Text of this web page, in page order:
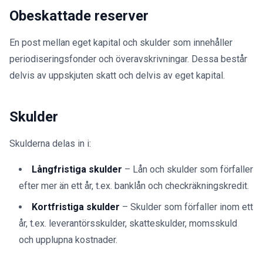
Obeskattade reserver
En post mellan eget kapital och skulder som innehåller
periodiseringsfonder och överavskrivningar. Dessa består
delvis av uppskjuten skatt och delvis av eget kapital.
Skulder
Skulderna delas in i:
Långfristiga skulder – Lån och skulder som förfaller
efter mer än ett år, t.ex. banklån och checkräkningskredit.
Kortfristiga skulder – Skulder som förfaller inom ett
år, t.ex. leverantörsskulder, skatteskulder, momsskuld
och upplupna kostnader.